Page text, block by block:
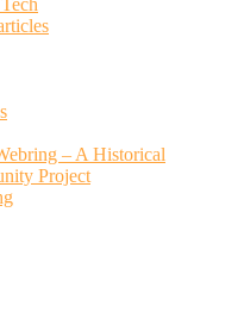
– A Historical
Project